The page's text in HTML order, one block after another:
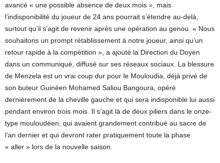
avancé « une possible absence de deux mois », mais
l’indisponibilité du joueur de 24 ans pourrait s’étendre au-delà,
surtout qu’il s’agit de revenir après une opération au genou. « Nous
souhaitons un prompt rétablissement à notre joueur, ainsi qu’un
retour rapide à la compétition », a ajouté la Direction du Doyen
dans un communiqué, diffusé sur ses réseaux sociaux. La blessure
de Menzela est un vrai coup dur pour le Mouloudia, déjà privé de
son buteur Guinéen Mohamed Saliou Bangoura, opéré
dernièrement de la cheville gauche et qui sera indisponible lui aussi
pendant environ trois mois. Il s’agit là de deux piliers dans le onze-
type mouloudéen, qui avaient grandement contribué au sacre de
l’an dernier et qui devront rater pratiquement toute la phase
« aller » lors de la nouvelle saison.